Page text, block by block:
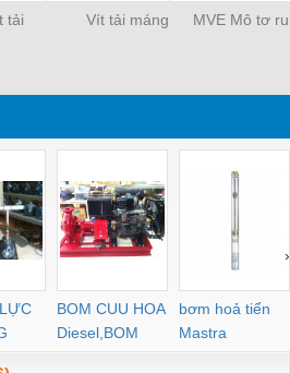
tải Vít tải máng MVE Mô tơ
BOM CUU HOA
Diesel,BOM
CHUA CHAY
bơm hoả tiển
Mastra
›